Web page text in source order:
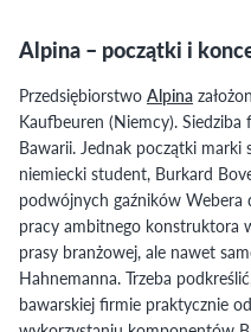
Alpina – początki i
Przedsiębiorstwo Alpina
Kaufbeuren (Niemcy).
Bawarii. Jednak początki marki
niemiecki student, Burkard
podwójnych gaźników
pracy ambitnego konstruktora
prasy branżowej, ale nawet
Hahnemanna. Trzeba
bawarskiej firmie praktycznie